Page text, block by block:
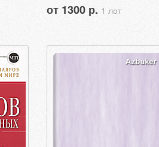
от 1300 р. 1 лот